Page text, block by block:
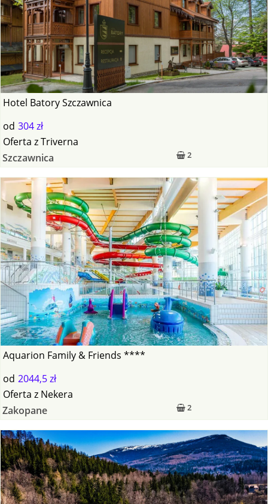
Hotel Batory Szczawnica
od 304 zł
2
Oferta zTriverna
Szczawnica
Aquarion Family & Friends ****
od 2044,5 zł
2
Oferta z Nekera
Zakopane